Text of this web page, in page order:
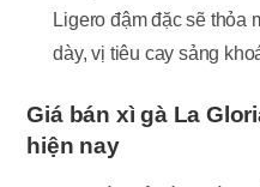
Ligero đậm đặc sẽ thỏa
dày, vị tiêu cay sảng
Giá bán xì gà La
hiện nay